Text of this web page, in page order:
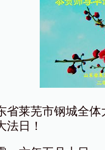
省莱芜市钢城全
法日！